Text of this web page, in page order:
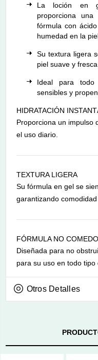
La loción en
proporciona
fórmula con
humedad en la
Su textura ligera
piel suave y
Ideal para
sensibles y
HIDRATACIÓN
Proporciona un impulso
el uso diario.
TEXTURA LIGERA
Su fórmula en gel se
garantizando comodidad
FÓRMULA NO
Diseñada para no
para su uso en todo tipo
Otros Detalles